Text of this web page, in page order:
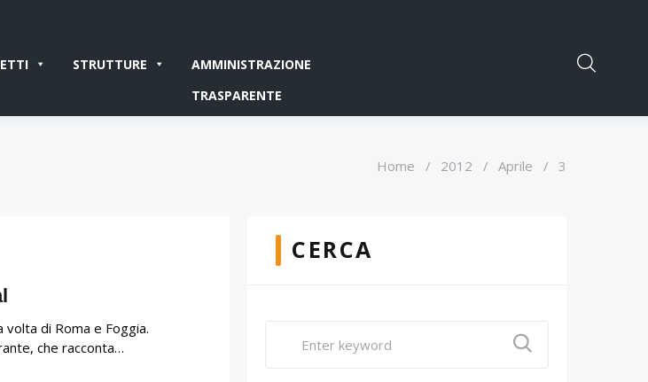
STRUTTURE
AMMINISTRAZIONE
TRASPARENTE
Home / 2012 / Aprile / 3
volta di Roma e Foggia.
che racconta…
CERCA